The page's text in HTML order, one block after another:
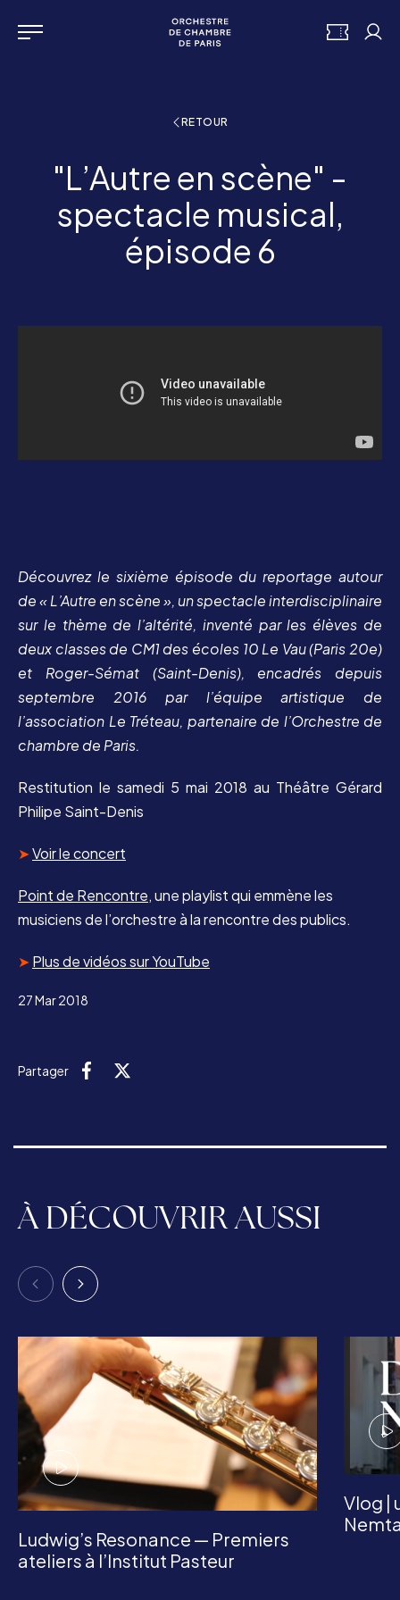
Orchestre de chambre
Menu
RETOUR
"L’Autre en scène" -
spectacle musical,
épisode 6
Découvrez le sixième épisode du reportage autour
de « L’Autre en scène », un spectacle interdisciplinaire
sur le thème de l’altérité, inventé par les élèves de
deux classes de CM1 des écoles 10 Le Vau (Paris 20e)
et Roger-Sémat (Saint-Denis), encadrés depuis
septembre 2016 par l’équipe artistique de
l’association Le Tréteau, partenaire de l’Orchestre de
chambre de Paris.
Restitution le samedi 5 mai 2018 au Théâtre Gérard
Philipe Saint-Denis
➤Voir le concert
Point de Rencontre, une playlist qui emmène les
musiciens de l’orchestre à la rencontre des publics.
➤ Plus de vidéos sur YouTube
27 Mar 2018
Partager FacebookX (Twitter)
À DÉCOUVRIR AUSSI
Ludwig’s Resonance — Premiers
ateliers à l’Institut Pasteur
Vlog |